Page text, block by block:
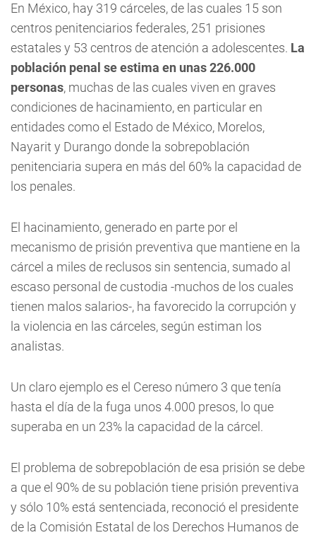
En México, hay 319 cárceles, de las cuales 15 son
centros penitenciarios federales, 251 prisiones
estatales y 53 centros de atención a adolescentes. La
población penal se estima en unas 226.000
personas, muchas de las cuales viven en graves
condiciones de hacinamiento, en particular en
entidades como el Estado de México, Morelos,
Nayarit y Durango donde la sobrepoblación
penitenciaria supera en más del 60% la capacidad de
los penales.
El hacinamiento, generado en parte por el
mecanismo de prisión preventiva que mantiene en la
cárcel a miles de reclusos sin sentencia, sumado al
escaso personal de custodia -muchos de los cuales
tienen malos salarios-, ha favorecido la corrupción y
la violencia en las cárceles, según estiman los
analistas.
Un claro ejemplo es el Cereso número 3 que tenía
hasta el día de la fuga unos 4.000 presos, lo que
superaba en un 23% la capacidad de la cárcel.
El problema de sobrepoblación de esa prisión se debe
a que el 90% de su población tiene prisión preventiva
y sólo 10% está sentenciada, reconoció el presidente
de la Comisión Estatal de los Derechos Humanos de